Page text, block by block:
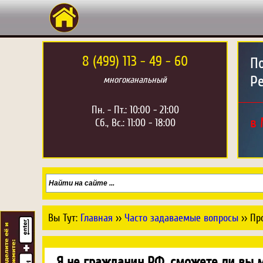
8 (499) 113 - 49 - 60
многоканальный
Пн. - Пт.: 10:00 - 21:00
Сб., Вс.: 11:00 - 18:00
в
Вы Тут: Главная ›› Часто задаваемые вопросы ››